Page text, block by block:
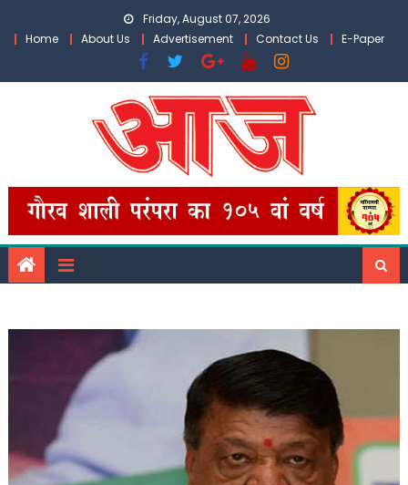
Friday, August 07, 2026
Home
About Us Advertisement Contact Us E-Paper